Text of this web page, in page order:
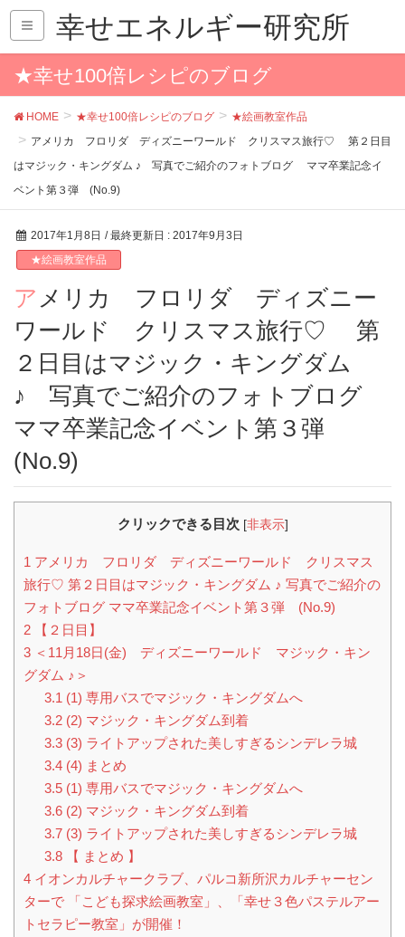
幸せエネルギー研究所
★幸せ100倍レシピのブログ
HOME ★幸せ100倍レシピのブログ
★絵画教室作品
アメリカ フロリダ ディズニーワールド クリスマス旅行♡ 第２日目
はマジック・キングダム ♪ 写真でご紹介のフォトブログ ママ卒業記念イ
ベント第３弾 (No.9)
2017年1月8日 / 最終更新日 : 2017年9月3日
★絵画教室作品
アメリカ フロリダ ディズニー
ワールド クリスマス旅行♡ 第
２日目はマジック・キングダム
♪ 写真でご紹介のフォトブログ
ママ卒業記念イベント第３弾
(No.9)
クリックできる目次 [非表示]
1 アメリカ フロリダ ディズニーワールド クリスマス
旅行♡ 第２日目はマジック・キングダム ♪ 写真でご紹介の
フォトブログ ママ卒業記念イベント第３弾 (No.9)
2 【２日目】
3 ＜11月18日(金) ディズニーワールド マジック・キン
グダム ♪＞
3.1 (1) 専用バスでマジック・キングダムへ
3.2(2) マジック・キングダム到着
3.3(3) ライトアップされた美しすぎるシンデレラ城
3.4(4) まとめ
3.5(1) 専用バスでマジック・キングダムへ
3.6(2) マジック・キングダム到着
3.7(3) ライトアップされた美しすぎるシンデレラ城
3.8【 まとめ 】
4 イオンカルチャークラブ、パルコ新所沢カルチャーセン
ターで 「こども探求絵画教室」、「幸せ３色パステルアー
トセラピー教室」が開催！